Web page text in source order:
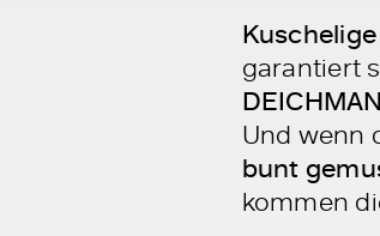
garantiert
Und wenn
bunt
kommen